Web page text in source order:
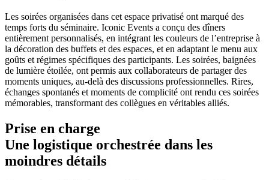
Les soirées organisées dans cet espace privatisé ont marqué des
temps forts du séminaire. Iconic Events a conçu des dîners
entièrement personnalisés, en intégrant les couleurs de l’entreprise à
la décoration des buffets et des espaces, et en adaptant le menu aux
goûts et régimes spécifiques des participants. Les soirées, baignées
de lumière étoilée, ont permis aux collaborateurs de partager des
moments uniques, au-delà des discussions professionnelles. Rires,
échanges spontanés et moments de complicité ont rendu ces soirées
mémorables, transformant des collègues en véritables alliés.
Prise en charge
Une logistique orchestrée dans les
moindres détails